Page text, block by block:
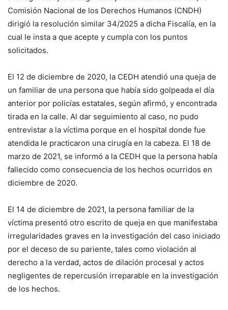
Comisión Nacional de los Derechos Humanos (CNDH)
dirigió la resolución similar 34/2025 a dicha Fiscalía, en la
cual le insta a que acepte y cumpla con los puntos
solicitados.
El 12 de diciembre de 2020, la CEDH atendió una queja de
un familiar de una persona que había sido golpeada el día
anterior por policías estatales, según afirmó, y encontrada
tirada en la calle. Al dar seguimiento al caso, no pudo
entrevistar a la víctima porque en el hospital donde fue
atendida le practicaron una cirugía en la cabeza. El 18 de
marzo de 2021, se informó a la CEDH que la persona había
fallecido como consecuencia de los hechos ocurridos en
diciembre de 2020.
El 14 de diciembre de 2021, la persona familiar de la
víctima presentó otro escrito de queja en que manifestaba
irregularidades graves en la investigación del caso iniciado
por el deceso de su pariente, tales como violación al
derecho a la verdad, actos de dilación procesal y actos
negligentes de repercusión irreparable en la investigación
de los hechos.